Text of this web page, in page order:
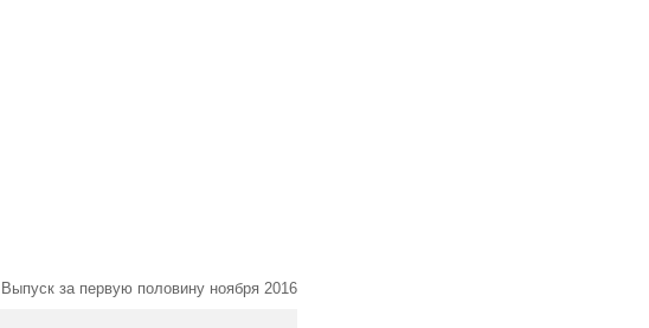
Выпуск за первую половину ноября 2016